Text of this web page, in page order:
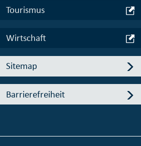
Tourismus
Wirtschaft
Sitemap
Barrierefreiheit